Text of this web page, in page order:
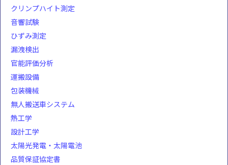
クリンプハイト測定
音響試験
ひずみ測定
漏洩検出
官能評価分析
運搬設備
包装機械
無人搬送車システム
熱工学
設計工学
太陽光発電・太陽電池
品質保証協定書